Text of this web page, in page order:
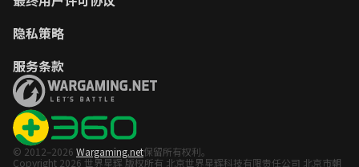
隐私策略
服务条款
© 2012–2026 Wargaming.net保留所有权利。
Copyright 2026 世界星辉 版权所有 北京世界星辉科技有限责任公司 北京市朝